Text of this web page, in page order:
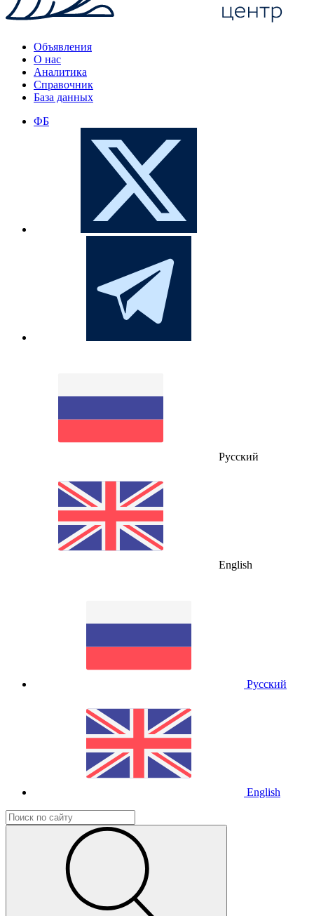
Объявления
О нас
Аналитика
Справочник
База данных
ФБ
Русский
English
Русский
English